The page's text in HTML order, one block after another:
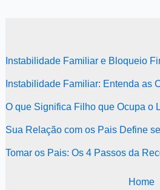
Instabilidade Familiar e Bloqueio
Instabilidade Familiar: Entenda as
O que Significa Filho que Ocupa o
Sua Relação com os Pais Define
Tomar os Pais: Os 4 Passos da
Home